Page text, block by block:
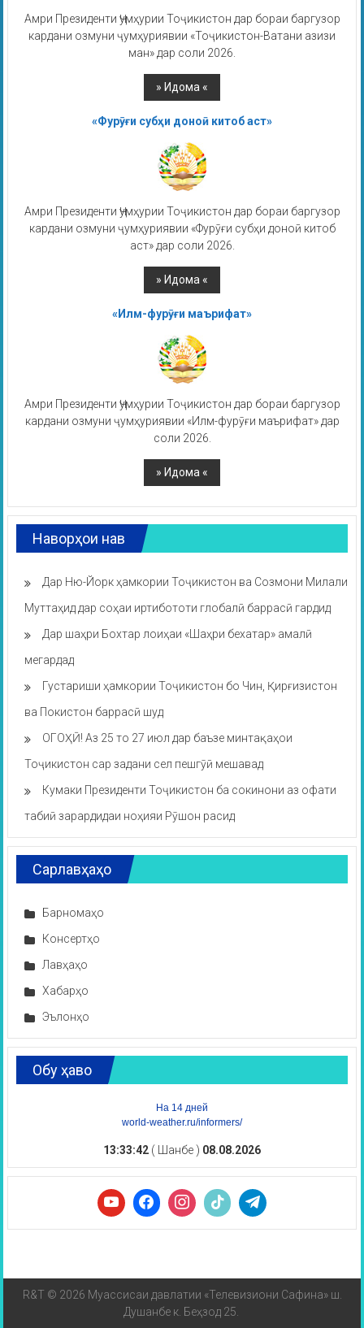
Амри Президенти Ҷумҳурии Тоҷикистон дар бораи баргузор
кардани озмуни ҷумҳуриявии «Тоҷикистон-Ватани азизи
ман» дар соли 2026.
«Фурӯғи субҳи доноӣ китоб аст»
Амри Президенти Ҷумҳурии Тоҷикистон дар бораи баргузор
кардани озмуни ҷумҳуриявии «Фурӯғи субҳи доноӣ китоб
аст» дар соли 2026.
«Илм-фурӯғи маърифат»
Амри Президенти Ҷумҳурии Тоҷикистон дар бораи баргузор
кардани озмуни ҷумҳуриявии «Илм-фурӯғи маърифат» дар
соли 2026.
Наворҳои нав
Дар Ню-Йорк ҳамкории Тоҷикистон ва Созмони Милали
Муттаҳид дар соҳаи иртибототи глобалӣ баррасӣ гардид
Дар шаҳри Бохтар лоиҳаи «Шаҳри бехатар» амалӣ
мегардад
Густариши ҳамкории Тоҷикистон бо Чин, Қирғизистон
ва Покистон баррасӣ шуд
ОГОҲӢ! Аз 25 то 27 июл дар баъзе минтақаҳои
Тоҷикистон сар задани сел пешгӯӣ мешавад
Кумаки Президенти Тоҷикистон ба сокинони аз офати
табиӣ зарардидаи ноҳияи Рӯшон расид
Сарлавҳаҳо
Барномаҳо
Консертҳо
Лавҳаҳо
Хабарҳо
Эълонҳо
Обу ҳаво
На 14 дней
world-weather.ru/informers/
13:33:42 ( Шанбе ) 08.08.2026
R&T © 2026 Муассисаи давлатии «Телевизиони Сафина» ш.
Душанбе к. Беҳзод 25.